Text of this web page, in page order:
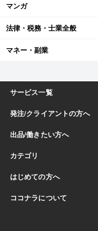
マンガ
法律・税務・士業全般
マネー・副業